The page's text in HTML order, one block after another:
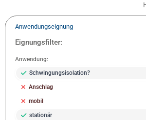
Anwendungseignung
Eignungsfilter:
Anwendung:
Schwingungsisolation?
Anschlag
mobil
stationär